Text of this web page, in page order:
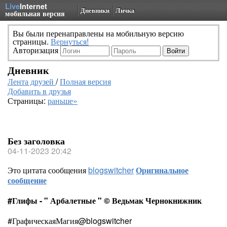
LiveInternet
мобильная версия Дневники Личка
Вы были перенаправлены на мобильную версию
страницы. Вернуться!
Авторизация
Дневник
Лента друзей /Полная версия
Добавить в друзья
Страницы: раньше»
Без заголовка
04-11-2023 20:42
Это цитата сообщенияblogswitcherОригинальное
сообщение
#Глифы - " Арбалетные " © Ведьмак Чернокнижник
#ГрафическаяМагия@blogswitcher